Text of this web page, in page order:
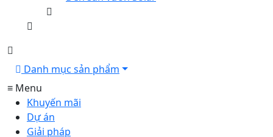
Danh mục sản phẩm
≡ Menu
Khuyến mãi
Dự án
Giải pháp